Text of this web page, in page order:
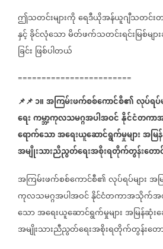
ဤသတင်းများကိုရေဒီယိုအန်ယူဂျီသတင်းတာ
နှင့်ခိုင်လုံသောမိတ်ဖက်သတင်းရင်းမြစ်မျာ
ခြင်း ဖြစ်ပါတယ်
========================
📌📌၁။အကြမ်းဖက်စစ်ကောင်စီ၏လုပ်ရပ်မ
ရေးကမ္ဘာ့ကုလသမဂ္ဂအပါအဝင်နိုင်ငံတကာ
ရောက်သောအရေးယူဆောင်ရွက်မှုများအမြ
အမျိုးသားညီညွတ်ရေးအစိုးရတိုက်တွန်းတော
အကြမ်းဖက်စစ်ကောင်စီ၏လုပ်ရပ်များအမ
ကုလသမဂ္ဂအပါအဝင်နိုင်ငံတကာအသိုက်အဝ
သောအရေးယူဆောင်ရွက်မှုများအမြန်ဆုံး
အမျိုးသားညီညွတ်ရေးအစိုးရတိုက်တွန်းတ